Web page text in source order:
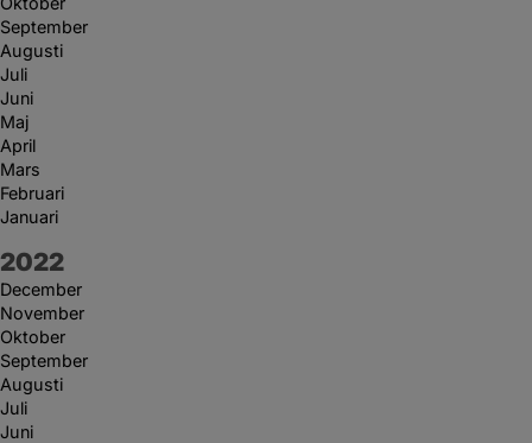
September
Augusti
Juli
Juni
Maj
April
Mars
Februari
Januari
År:
2022
December
November
Oktober
September
Augusti
Juli
Juni